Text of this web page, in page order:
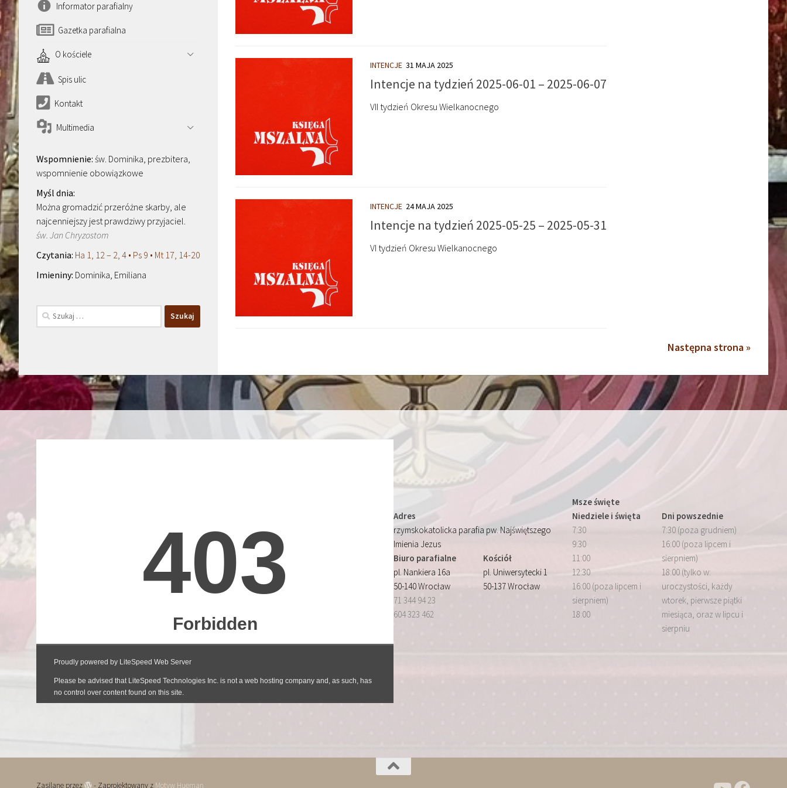
INTENCJE 31 MAJA 2025
Intencje na tydzień 2025-06-01 – 2025-06-07
VII tydzień Okresu Wielkanocnego
INTENCJE 24 MAJA 2025
Intencje na tydzień 2025-05-25 – 2025-05-31
VI tydzień Okresu Wielkanocnego
Następna strona »
Informator parafialny
Gazetka parafialna
O kościele
Spis ulic
Kontakt
Multimedia
św. Dominika, prezbitera,
wspomnienie obowiązkowe
Można gromadzić przeróżne skarby, ale
najcenniejszy jest prawdziwy przyjaciel.
św. Jan Chryzostom
Ha 1, 12 – 2, 4 • Ps 9 • Mt 17, 14-20
Dominika, Emiliana
Szukaj:
Adres
rzymskokatolicka parafia pw. Najświętszego
Imienia Jezus
Biuro parafialne
pl. Nankiera 16a
50-140 Wrocław
71 344 94 23
604 323 462
Kościół
pl. Uniwersytecki 1
50-137 Wrocław
Msze święte
Niedziele i święta
7:30
9:30
11:00
12:30
16:00 (poza lipcem i
sierpniem)
18:00
Dni powszednie
7:30 (poza grudniem)
16:00 (poza lipcem i
sierpniem)
18:00 (tylko w:
uroczystości, każdy
wtorek, pierwsze piątki
miesiąca, oraz w lipcu i
sierpniu
Zasilane przez - Zaprojektowany z Motyw Hueman